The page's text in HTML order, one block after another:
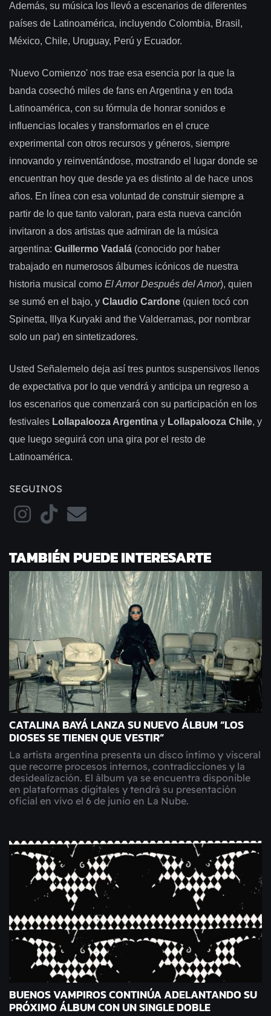
Además, su música los llevó a escenarios de diferentes
países de Latinoamérica, incluyendo Colombia, Brasil,
México, Chile, Uruguay, Perú y Ecuador.
'Nuevo Comienzo' nos trae esa esencia por la que la
banda cosechó miles de fans en Argentina y en toda
Latinoamérica, con su fórmula de honrar sonidos e
influencias locales y transformarlos en el cruce
experimental con otros recursos y géneros, siempre
innovando y reinventándose, mostrando el lugar donde se
encuentran hoy que desde ya es distinto al de hace unos
años. En línea con esa voluntad de construir siempre a
partir de lo que tanto valoran, para esta nueva canción
invitaron a dos artistas que admiran de la música
argentina: Guillermo Vadalá (conocido por haber
trabajado en numerosos álbumes icónicos de nuestra
historia musical como El Amor Después del Amor), quien
se sumó en el bajo, y Claudio Cardone (quien tocó con
Spinetta, Illya Kuryaki and the Valderramas, por nombrar
solo un par) en sintetizadores.
Usted Señalemelo deja así tres puntos suspensivos llenos
de expectativa por lo que vendrá y anticipa un regreso a
los escenarios que comenzará con su participación en los
festivales Lollapalooza Argentina y Lollapalooza Chile, y
que luego seguirá con una gira por el resto de
Latinoamérica.
SEGUINOS
TAMBIÉN PUEDE INTERESARTE
CATALINA BAYÁ LANZA SU NUEVO ÁLBUM “LOS
DIOSES SE TIENEN QUE VESTIR”
La artista argentina presenta un disco íntimo y visceral
que recorre procesos internos, contradicciones y la
desidealización. El álbum ya se encuentra disponible
en plataformas digitales y tendrá su presentación
oficial en vivo el 6 de junio en La Nube.
BUENOS VAMPIROS CONTINÚA ADELANTANDO SU
PRÓXIMO ÁLBUM CON UN SINGLE DOBLE